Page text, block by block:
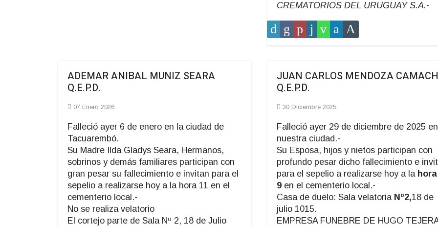
CREMATORIOS DEL URUGUAY S.A.-
ADEMAR ANIBAL MUNIZ SEARA
Q.E.P.D.
07 Enero 2026
Falleció ayer 6 de enero en la ciudad de
Tacuarembó.
Su Madre Ilda Gladys Seara, Hermanos,
sobrinos y demás familiares participan con
gran pesar su fallecimiento e invitan para el
sepelio a realizarse hoy a la hora 11 en el
cementerio local.-
No se realiza velatorio
El cortejo parte de Sala Nº 2, 18 de Julio
JUAN CARLOS MENDOZA
Q.E.P.D.
30 Diciembre 2025
Falleció ayer 29 de diciembre de 2025 en
nuestra ciudad.-
Su Esposa, hijos y nietos participan con
profundo pesar dicho fallecimiento e
para el sepelio a realizarse hoy a la hora
9 en el cementerio local.-
Casa de duelo: Sala velatoria Nº2,18 de
julio 1015.
EMPRESA FUNEBRE DE HUGO